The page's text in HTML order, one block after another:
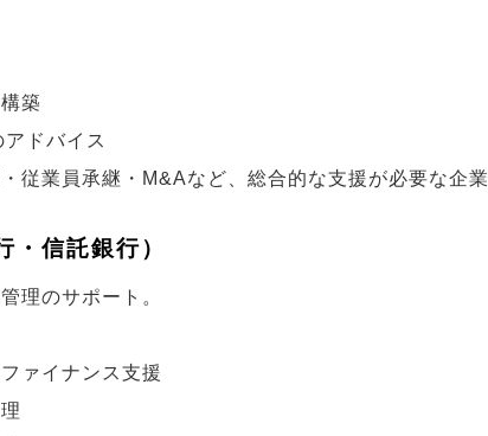
築
ドバイス
従業員承継・M&Aなど、総合的な支援が必要な企業
信託銀行）
理のサポート。
ァイナンス支援